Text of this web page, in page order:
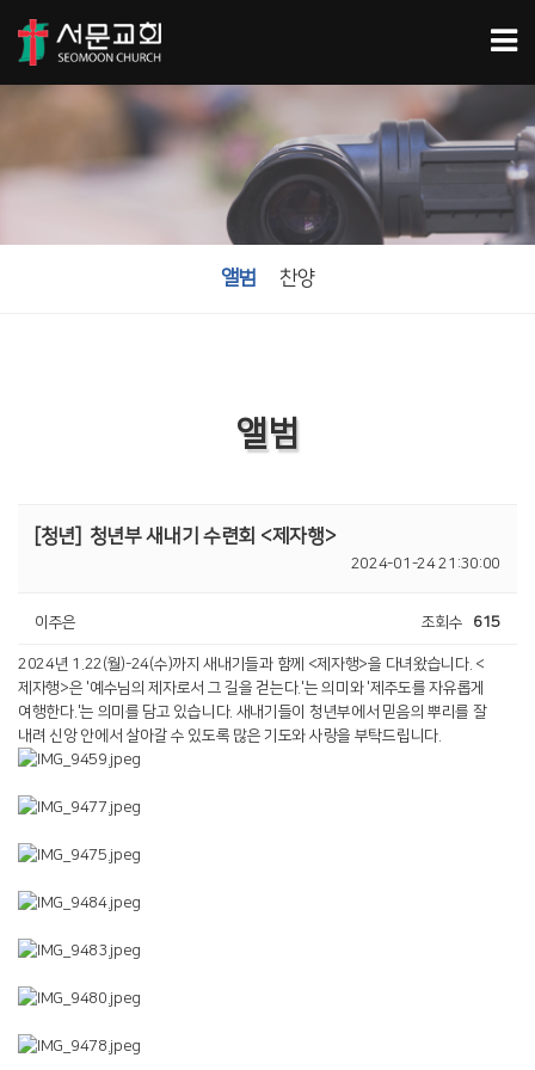
앨범 찬양
앨범
[청년] 청년부 새내기 수련회 <제자행>
2024-01-24 21:30:00
이주은 조회수 615
2024년 1.22(월)-24(수)까지 새내기들과 함께 <제자행>을 다녀왔습니다. <
제자행>은 '예수님의 제자로서 그 길을 걷는다.'는 의미와 '제주도를 자유롭게
여행한다.'는 의미를 담고 있습니다. 새내기들이 청년부에서 믿음의 뿌리를 잘
내려 신앙 안에서 살아갈 수 있도록 많은 기도와 사랑을 부탁드립니다.